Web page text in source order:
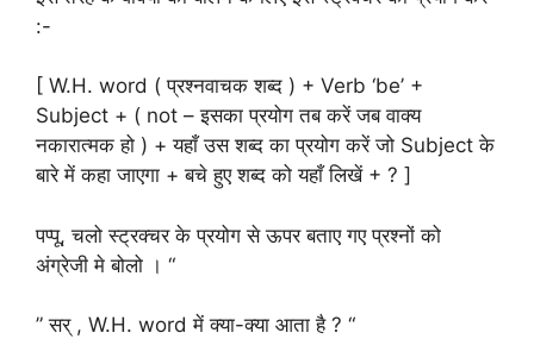
:-
[ W.H. word ( प्रश्नवाचक शब्द ) + Verb ‘be’ +
Subject + ( not – इसका प्रयोग तब करें जब वाक्य
नकारात्मक हो ) + यहाँ उस शब्द का प्रयोग करें जो Subject के
बारे में कहा जाएगा + बचे हुए शब्द को यहाँ लिखें + ? ]
पप्पू, चलो स्ट्रक्चर के प्रयोग से ऊपर बताए गए प्रश्नों को
अंग्रेजी मे बोलो । “
” सर् , W.H. word में क्या-क्या आता है ? “